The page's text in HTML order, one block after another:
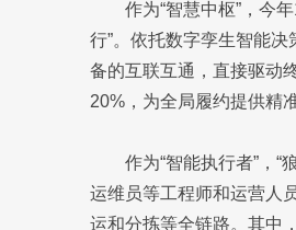
作为“智慧中枢”，今
行”。依托数字孪生智能
备的互联互通，直接驱动
20%，为全局履约提供精
作为“智能执行者”，
运维员等工程师和运营人
运和分拣等全链路。其中